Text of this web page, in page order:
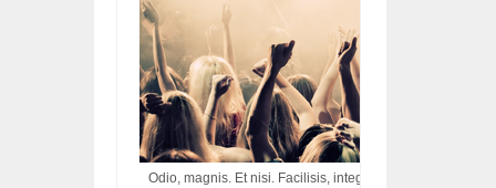
Odio, magnis. Et nisi. Facilisis, integer! Risus augue! Non